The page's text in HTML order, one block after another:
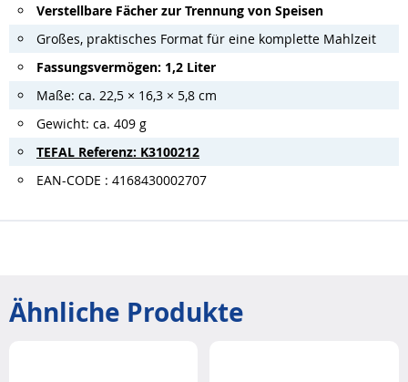
Verstellbare Fächer zur Trennung von Speisen
Großes, praktisches Format für eine komplette Mahlzeit
Fassungsvermögen: 1,2 Liter
Maße: ca. 22,5 × 16,3 × 5,8 cm
Gewicht: ca. 409 g
TEFAL Referenz: K3100212
EAN-CODE : 4168430002707
Ähnliche Produkte